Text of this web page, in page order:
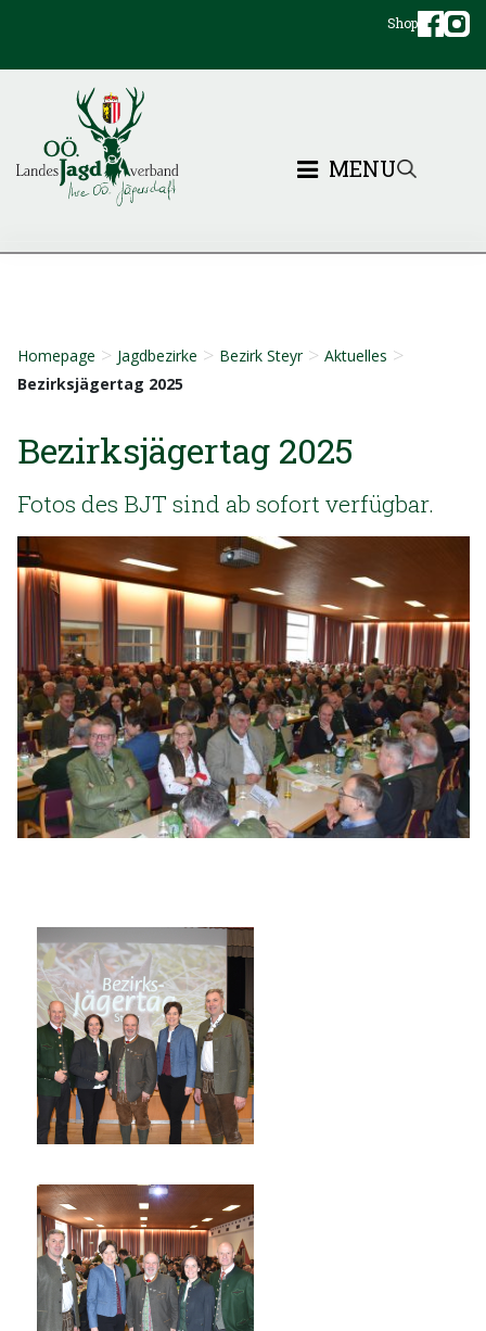
Shop
MENU
Homepage > Jagdbezirke > Bezirk Steyr > Aktuelles >
Bezirksjägertag 2025
Bezirksjägertag 2025
Fotos des BJT sind ab sofort verfügbar.